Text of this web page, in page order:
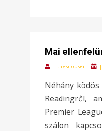
Mai
| thescouser |
Néhány
Readingről,
Premier
szálon